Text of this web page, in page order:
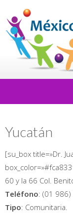
Yucatán
[su_box title=»Dr.
60 y la 66 Col.
Teléfono: (01
Tipo: Comunitaria.